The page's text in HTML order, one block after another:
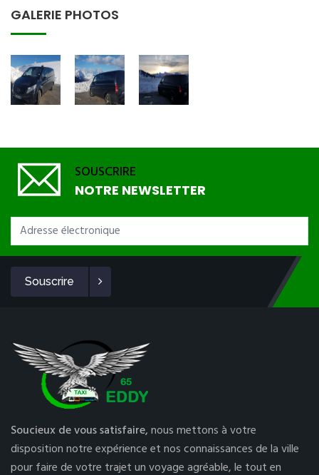
GALERIE PHOTOS
SOUSCRIRE
NOTRE NEWSLETTER
Souscrire
Soucieux de vous satisfaire,nous mettons à votre
disposition notre expérience et nos connaissances de la ville
pour faire de votre trajet un voyage agréable, le tout en